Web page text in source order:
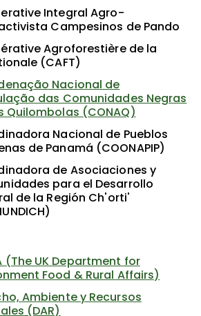
Integral Agro-
Campesinos de Pando
Agroforestière de la
(CAFT)
Nacional de
das Comunidades Negras
Quilombolas (CONAQ)
Nacional de Pueblos
de Panamá (COONAPIP)
de Asociaciones y
para el Desarrollo
de la Región Ch'orti'
(The UK Department for
Food & Rural Affairs)
Ambiente y Recursos
(DAR)